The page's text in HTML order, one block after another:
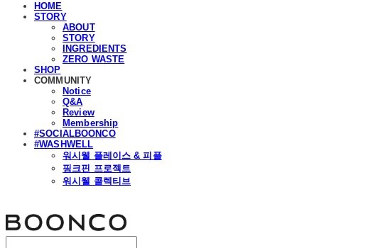
HOME
STORY
ABOUT
STORY
INGREDIENTS
ZERO WASTE
SHOP
COMMUNITY
Notice
Q&A
Review
Membership
#SOCIALBOONCO
#WASHWELL
워시웰 플레이스 & 피플
핑크핀 프로젝트
워시웰 콜렉티브